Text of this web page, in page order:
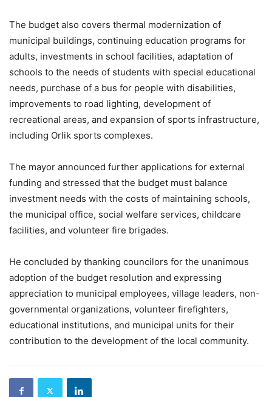
The budget also covers thermal modernization of
municipal buildings, continuing education programs for
adults, investments in school facilities, adaptation of
schools to the needs of students with special educational
needs, purchase of a bus for people with disabilities,
improvements to road lighting, development of
recreational areas, and expansion of sports infrastructure,
including Orlik sports complexes.
The mayor announced further applications for external
funding and stressed that the budget must balance
investment needs with the costs of maintaining schools,
the municipal office, social welfare services, childcare
facilities, and volunteer fire brigades.
He concluded by thanking councilors for the unanimous
adoption of the budget resolution and expressing
appreciation to municipal employees, village leaders, non-
governmental organizations, volunteer firefighters,
educational institutions, and municipal units for their
contribution to the development of the local community.